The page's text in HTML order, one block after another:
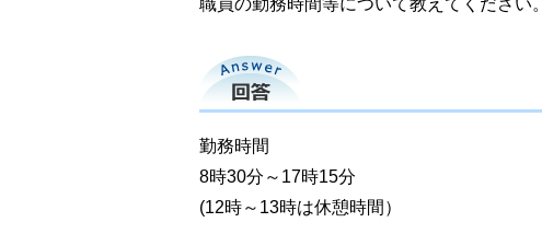
回答
勤務時間
8時30分～17時15分
(12時～13時は休憩時間）